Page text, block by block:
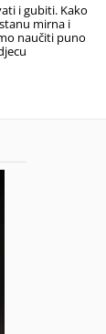
i gubiti. Kako
mirna i
naučiti puno